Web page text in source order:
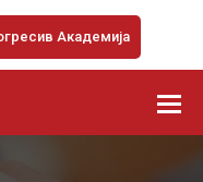
Академија